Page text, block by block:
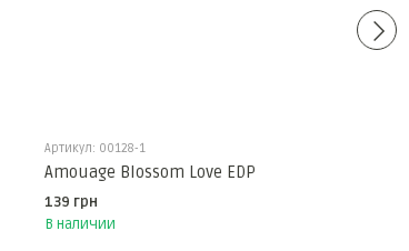
Артикул: 00128-1
Amouage Blossom Love EDP
139 грн
В наличии